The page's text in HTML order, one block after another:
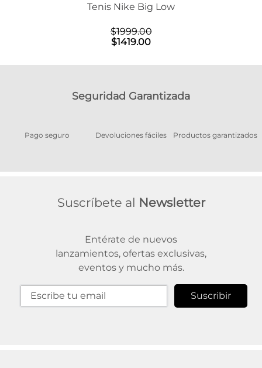
Tenis Nike Big Low
$1999.00
$1419.00
Seguridad Garantizada
Pago seguro Devoluciones fáciles Productos garantizados
Suscríbete al Newsletter
Entérate de nuevos
lanzamientos, ofertas exclusivas,
eventos y mucho más.
Suscribir